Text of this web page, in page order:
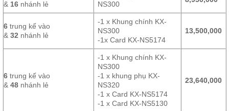
& 16 nhánh lẻ
NS300
6 trung kế vào
& 32 nhánh lẻ
-1 x Khung chính KX-
NS300
-1x Card KX-NS5174
13,500,000
6 trung kế vào
& 48 nhánh lẻ
-1 x Khung chính KX-
NS300
-1 x khung phụ KX-
NS320
-1 x Card KX-NS5174
-1 x Card KX-NS5130
23,640,000